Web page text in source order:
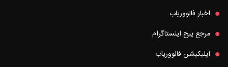
اخبار فالووریاب
مرجع پیج اینستاگرام
اپلیکیشن فالووریاب